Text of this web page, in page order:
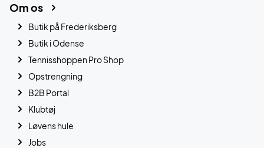
Om os
Butik på Frederiksberg
Butik i Odense
Tennisshoppen Pro Shop
Opstrengning
B2B Portal
Klubtøj
Løvens hule
Jobs